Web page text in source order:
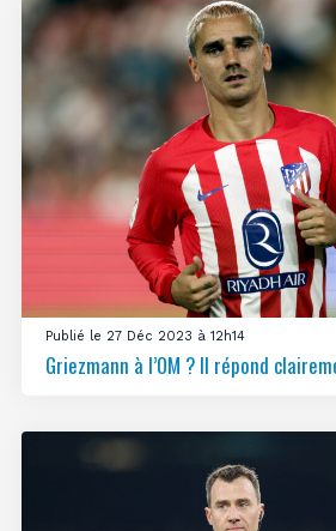
Publié le 27 Déc 2023 à 12h14
Griezmann à l’OM ? Il répond